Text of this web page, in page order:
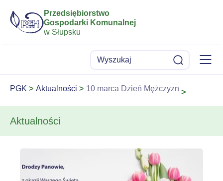
Przedsiębiorstwo
Gospodarki Komunalnej
w Słupsku
Wyszukaj Szukaj Menu
PGK Aktualności 10 marca Dzień Mężczyzn
Aktualności